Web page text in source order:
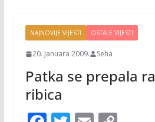
NAJNOVIJE VIJESTI OSTALE VIJESTI
20. Januara 2009. Seha
Patka se prepala
ribica